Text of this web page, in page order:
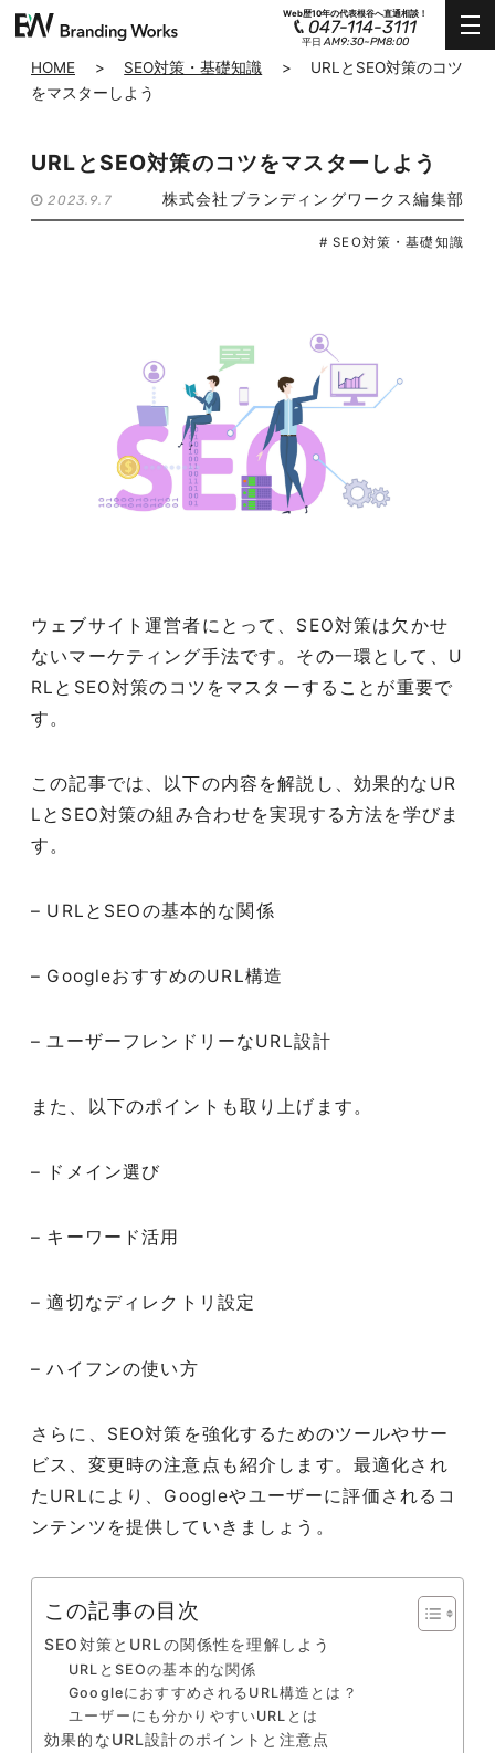
Web歴10年の代表根谷へ直通相談！
047-114-3111
平日AM9:30~PM8:00
HOME > SEO対策・基礎知識 >
URLとSEO対策のコツ
をマスターしよう
URLとSEO対策のコツをマスターしよう
2023.9.7 株式会社ブランディングワークス編集部
# SEO対策・基礎知識
ウェブサイト運営者にとって、SEO対策は欠かせ
ないマーケティング手法です。その一環として、U
RLとSEO対策のコツをマスターすることが重要で
す。
この記事では、以下の内容を解説し、効果的なUR
LとSEO対策の組み合わせを実現する方法を学びま
す。
– URLとSEOの基本的な関係
– GoogleおすすめのURL構造
– ユーザーフレンドリーなURL設計
また、以下のポイントも取り上げます。
– ドメイン選び
– キーワード活用
– 適切なディレクトリ設定
– ハイフンの使い方
さらに、SEO対策を強化するためのツールやサー
ビス、変更時の注意点も紹介します。最適化され
たURLにより、Googleやユーザーに評価されるコ
ンテンツを提供していきましょう。
この記事の目次
SEO対策とURLの関係性を理解しよう
URLとSEOの基本的な関係
GoogleにおすすめされるURL構造とは？
ユーザーにも分かりやすいURLとは
効果的なURL設計のポイントと注意点